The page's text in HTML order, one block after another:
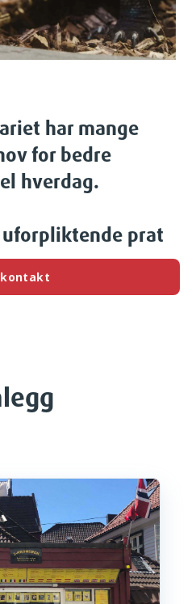
har mange
for bedre
hverdag.
prat